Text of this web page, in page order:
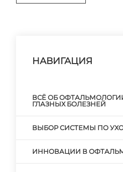
НАВИГАЦИЯ
ВСЁ ОБ
ГЛАЗНЫХ БОЛЕЗНЕЙ
ВЫБОР СИСТЕМЫ ПО
ИННОВАЦИИ В